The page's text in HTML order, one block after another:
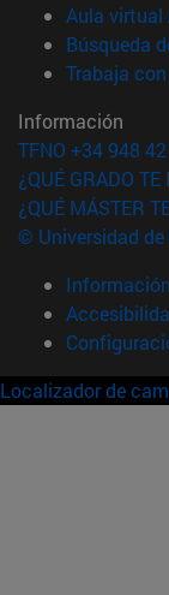
Aula virtual
Búsqueda
Trabaja
Información
TFNO +34 948
¿QUÉ GRADO TE
¿QUÉ MÁSTER
© Universidad de
Localizador de